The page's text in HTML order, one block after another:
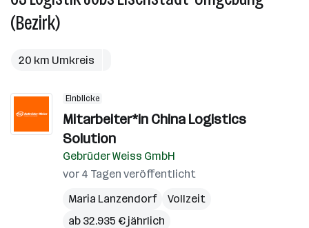
(Bezirk)
20 km Umkreis
Einblicke
Mitarbeiter*in China Logistics
Solution
Gebrüder Weiss GmbH
vor 4 Tagen veröffentlicht
Maria Lanzendorf
Vollzeit
ab 32.935 € jährlich